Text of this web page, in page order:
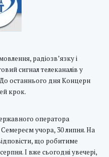
радіозв’язку і
сигнал телеканалів у
До останнього дня Концерн
крок.
оператора
учора, 30 липня. На
що робитиме
І вже сьогодні увечері,